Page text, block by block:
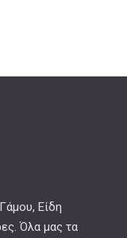
Είδη
Όλα μας τα